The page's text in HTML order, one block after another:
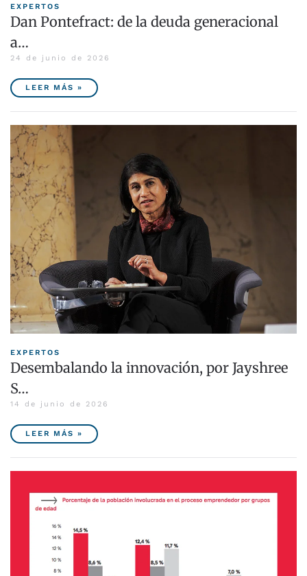
EXPERTOS
Dan Pontefract: de la deuda generacional
a…
24 de junio de 2026
LEER MÁS »
EXPERTOS
Desembalando la innovación, por Jayshree
S…
14 de junio de 2026
LEER MÁS »